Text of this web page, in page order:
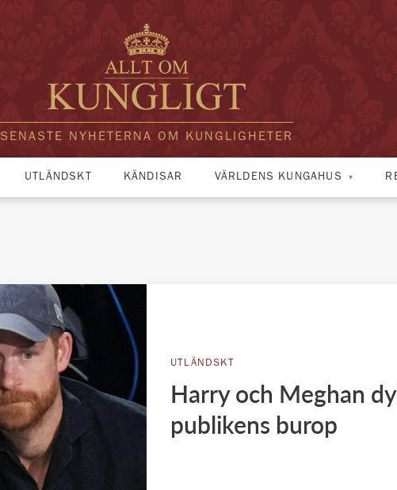
SENASTE NYHETERNA OM KUNGLIGHETER
UTLÄNDSKT KÄNDISAR VÄRLDENS KUNGAHUS
UTLÄNDSKT
Harry och Meghan
publikens burop